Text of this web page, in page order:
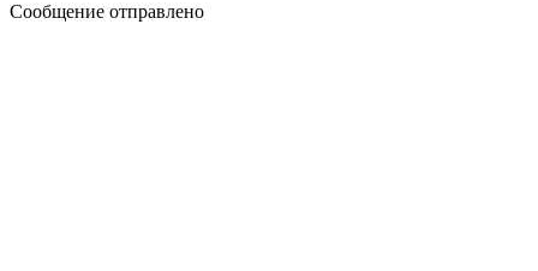
Сообщение отправлено